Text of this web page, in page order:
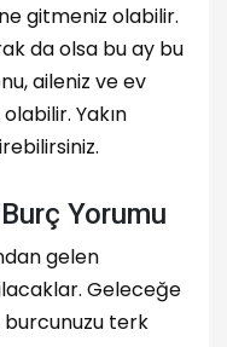
gitmeniz olabilir.
da olsa bu ay bu
aileniz ve ev
Yakın
Yorumu
gelen
Geleceğe
burcunuzu terk